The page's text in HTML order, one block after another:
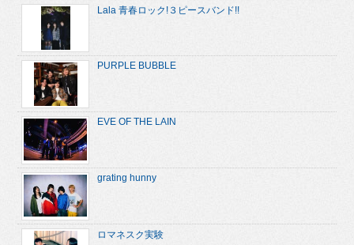
Lala 青春ロック!３ピースバンド!!
PURPLE BUBBLE
EVE OF THE LAIN
grating hunny
ロマネスク実験